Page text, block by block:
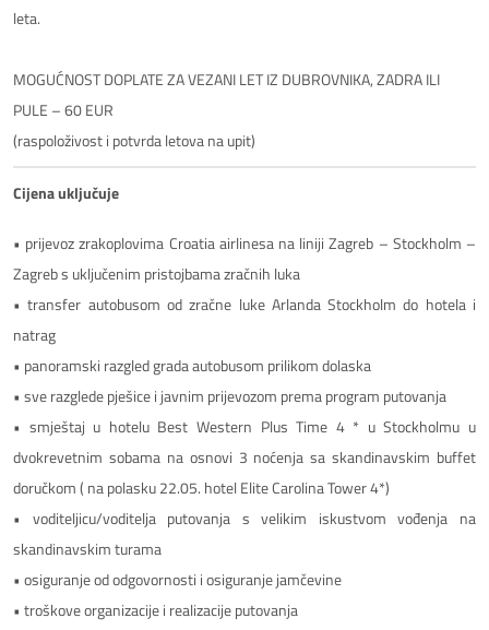
leta.
MOGUĆNOST DOPLATE ZA VEZANI LET IZ DUBROVNIKA, ZADRA ILI
PULE – 60 EUR
(raspoloživost i potvrda letova na upit)
Cijena uključuje
• prijevoz zrakoplovima Croatia airlinesa na liniji Zagreb – Stockholm –
Zagreb s uključenim pristojbama zračnih luka
• transfer autobusom od zračne luke Arlanda Stockholm do hotela i
natrag
• panoramski razgled grada autobusom prilikom dolaska
• sve razglede pješice i javnim prijevozom prema program putovanja
• smještaj u hotelu Best Western Plus Time 4 * u Stockholmu u
dvokrevetnim sobama na osnovi 3 noćenja sa skandinavskim buffet
doručkom ( na polasku 22.05. hotel Elite Carolina Tower 4*)
• voditeljicu/voditelja putovanja s velikim iskustvom vođenja na
skandinavskim turama
• osiguranje od odgovornosti i osiguranje jamčevine
• troškove organizacije i realizacije putovanja